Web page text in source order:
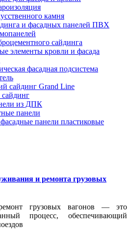
камня
и фасадных панелей ПВХ
сайдинга
элементы кровли и фасада
фасадная подсистема
сайдинг Grand Line
из ДПК
панели
панели пластиковые
и ремонта грузовых
грузовых вагонов — это
процесс, обеспечивающий